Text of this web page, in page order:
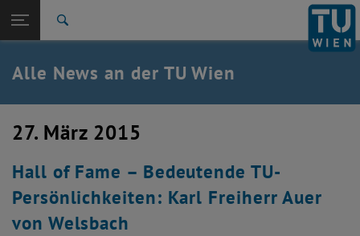
TU Login
Quicklinks
Quicklinks-Menü umschalten
Studium
Karriere
Zurück: Subseiten von TU Wien Startseite auflisten
Zurück zur letzten Ebene:
TU Wien Startseite
Übersicht
Alle News an der TU Wien
27. März 2015
Hall of Fame – Bedeutende TU-
Persönlichkeiten: Karl Freiherr Auer
von Welsbach